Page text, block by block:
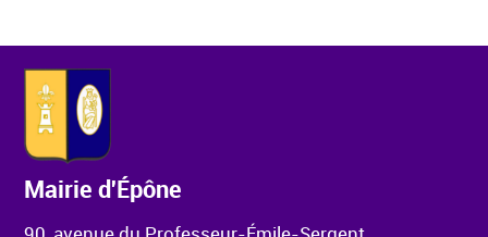
Mairie d'Épône